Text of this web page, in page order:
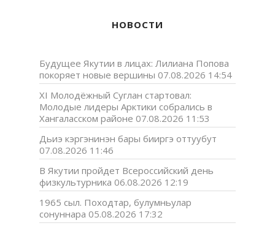
НОВОСТИ
Будущее Якутии в лицах: Лилиана Попова
покоряет новые вершины 07.08.2026 14:54
XI Молодёжный Суглан стартовал:
Молодые лидеры Арктики собрались в
Хангаласском районе 07.08.2026 11:53
Дьиэ кэргэнинэн бары бииргэ оттуубут
07.08.2026 11:46
В Якутии пройдет Всероссийский день
физкультурника 06.08.2026 12:19
1965 сыл. Походтар, булумньулар
сонуннара 05.08.2026 17:32